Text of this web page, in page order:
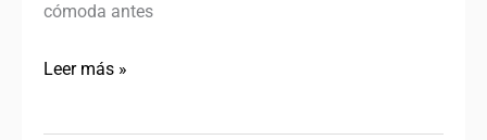
cómoda antes
Leer más »